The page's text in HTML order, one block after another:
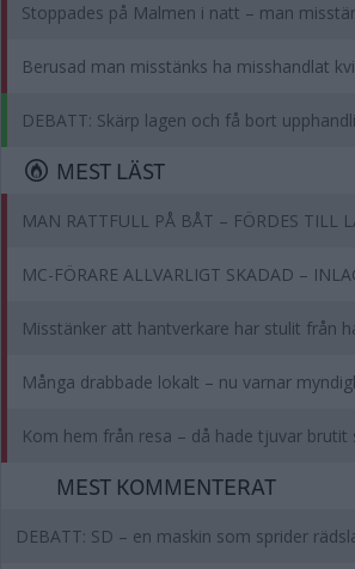
Stoppades på Malmen i natt – man
Berusad man misstänks ha misshandlat
DEBATT: Skärp lagen och få bort
MEST LÄST
MAN RATTFULL PÅ BÅT – FÖRDES TILL
MC-FÖRARE ALLVARLIGT SKADAD –
Misstänker att hantverkare har stulit från
Många drabbade lokalt – nu varnar
Kom hem från resa – då hade tjuvar brutit
MEST KOMMENTERAT
DEBATT: SD – en maskin som sprider